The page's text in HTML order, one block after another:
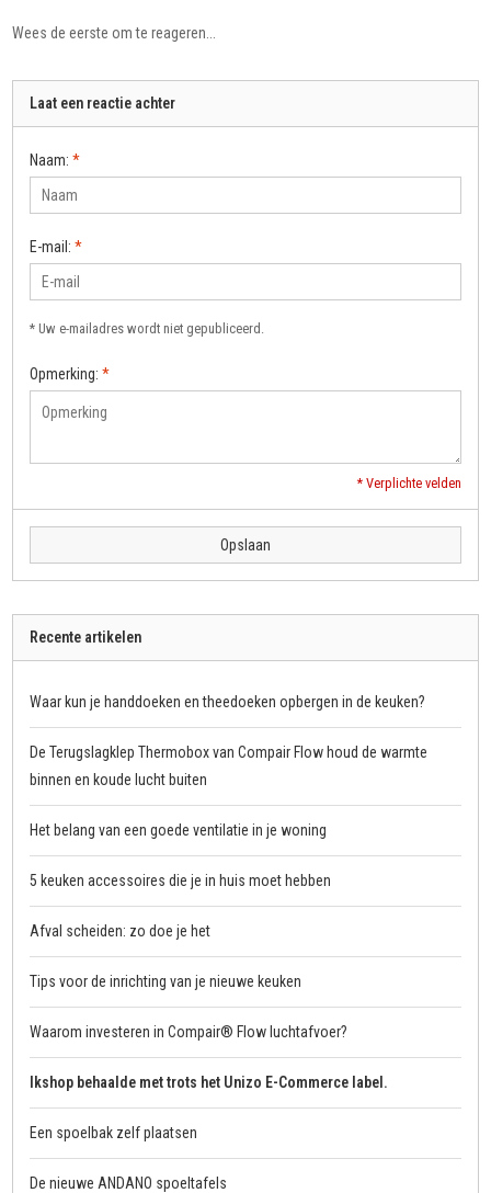
Wees de eerste om te reageren...
Laat een reactie achter
Naam:*
E-mail:*
* Uw e-mailadres wordt niet gepubliceerd.
Opmerking:*
* Verplichte velden
Opslaan
Recente artikelen
Waar kun je handdoeken en theedoeken opbergen in de keuken?
De Terugslagklep Thermobox van Compair Flow houd de warmte
binnen en koude lucht buiten
Het belang van een goede ventilatie in je woning
5 keuken accessoires die je in huis moet hebben
Afval scheiden: zo doe je het
Tips voor de inrichting van je nieuwe keuken
Waarom investeren in Compair® Flow luchtafvoer?
Ikshop behaalde met trots het Unizo E-Commerce label.
Een spoelbak zelf plaatsen
De nieuwe ANDANO spoeltafels